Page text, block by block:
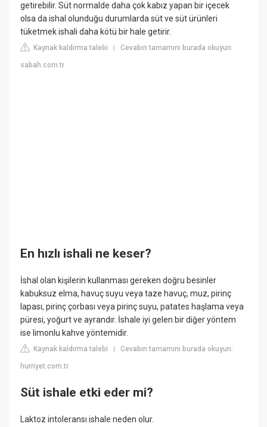
getirebilir. Süt normalde daha çok kabız yapan bir içecek
olsa da ishal olunduğu durumlarda süt ve süt ürünleri
tüketmek ishali daha kötü bir hale getirir.
Kaynak kaldırma talebi |Cevabın tamamını burada okuyun:
sabah.com.tr
En hızlı ishali ne keser?
İshal olan kişilerin kullanması gereken doğru besinler
kabuksuz elma, havuç suyu veya taze havuç, muz, pirinç
lapası, pirinç çorbası veya pirinç suyu, patates haşlama veya
püresi, yoğurt ve ayrandır. İshale iyi gelen bir diğer yöntem
ise limonlu kahve yöntemidir.
Kaynak kaldırma talebi |Cevabın tamamını burada okuyun:
hurriyet.com.tr
Süt ishale etki eder mi?
Laktoz intoleransı ishale neden olur.